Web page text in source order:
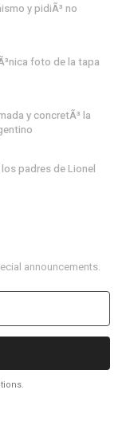
y pidiÃ³ no
foto de la tapa
y concretÃ³ la
padres de Lionel
announcements.